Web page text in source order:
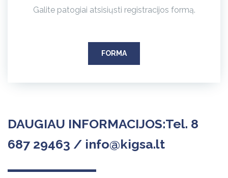
Galite patogiai atsisiųsti registracijos formą.
FORMA
DAUGIAU INFORMACIJOS:Tel. 8
687 29463 / info@kigsa.lt